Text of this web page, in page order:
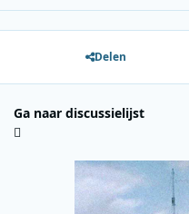
Delen
Ga naar discussielijst